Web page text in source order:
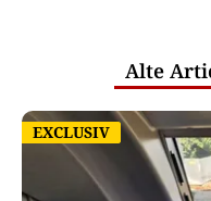
Alte
EXCLUSIV
EXCLUSIV